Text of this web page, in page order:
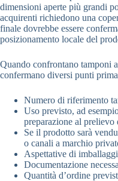
dimensioni aperte più grandi
acquirenti richiedono una
finale dovrebbe essere
posizionamento locale del
Quando confrontano tamponi
confermano diversi punti
Numero di riferimento
Uso previsto, ad
preparazione al prelievo
Se il prodotto sarà
o canali a marchio
Aspettative di
Documentazione
Quantità d’ordine